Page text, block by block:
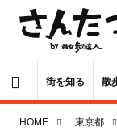
街を知る 散
HOME 東京都